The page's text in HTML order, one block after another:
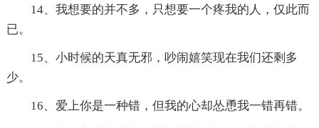
14、我想要的并不多，只想要一个疼我的人，仅此而
已。
15、小时候的天真无邪，吵闹嬉笑现在我们还剩多
少。
16、爱上你是一种错，但我的心却怂恿我一错再错。